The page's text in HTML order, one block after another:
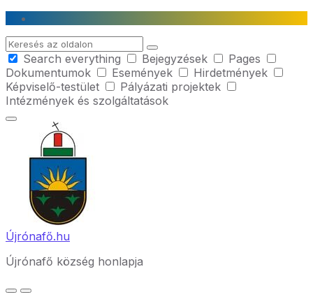
Skip
content
Skip
main
navigation
Skip
footer
Search
Search everything
Bejegyzések
Pages
Dokumentumok
Események
Hirdetmények
Képviselő-testület
Pályázati projektek
Intézmények és szolgáltatások
Újrónafő.hu
Újrónafő község honlapja